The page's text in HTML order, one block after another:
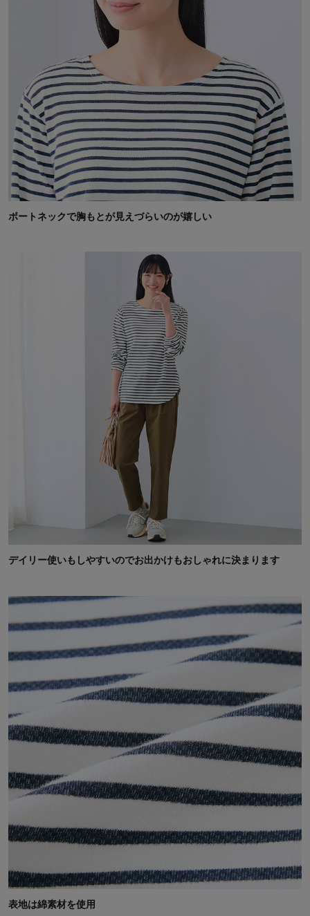
ボートネックで胸もとが見えづらいのが嬉しい
デイリー使いもしやすいのでお出かけもおしゃれに決まります
表地は綿素材を使用